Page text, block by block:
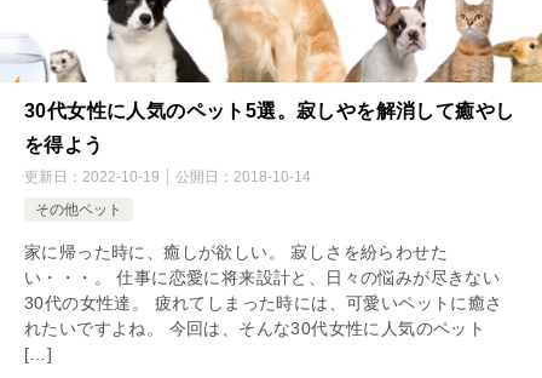
30代女性に人気のペット5選。寂しやを解消して癒やし
を得よう
更新日： 2022-10-19 公開日： 2018-10-14
その他ペット
家に帰った時に、癒しが欲しい。 寂しさを紛らわせた
い・・・。 仕事に恋愛に将来設計と、日々の悩みが尽きない
30代の女性達。 疲れてしまった時には、可愛いペットに癒さ
れたいですよね。 今回は、そんな30代女性に人気のペット
[…]